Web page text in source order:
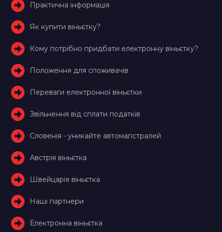
Практична інформація
Як купити віньєтку?
Кому потрібно придбати електронну віньєтку?
Положення для споживачів
Переваги електронної віньєтки
Звільнення від сплати податків
Словенія - уникайте автомагістралей
Австрія віньєтка
Швейцарія віньєтка
Наші партнери
Електронна віньєтка